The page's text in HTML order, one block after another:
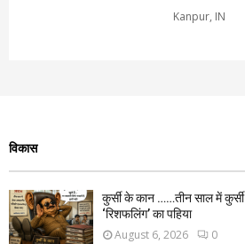
Kanpur, IN
विकास
कुर्सी के कान ……तीन साल में कुर्सी
‘रिशफलिंग’ का पहिया
August 6, 2026 0